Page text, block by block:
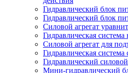
Гидравлический блок
Гидравлический блок
Силовой агрегат
Гидравлическая
Силовой агрегат для
Гидравлическая
Гидравлический
Мини-гидравлический